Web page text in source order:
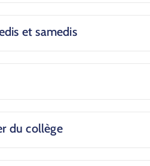
et samedis
du collège